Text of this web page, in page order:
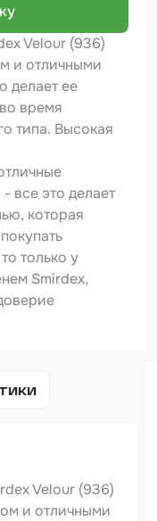
Velour (936)
и отличными
делает ее
время
типа. Высокая
все это делает
которая
только у
Smirdex,
Velour (936)
и отличными